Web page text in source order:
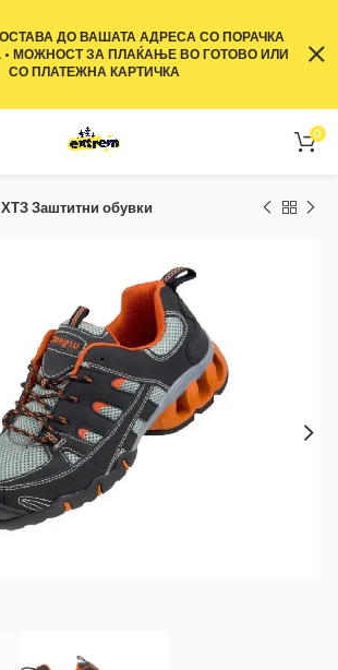
0
ХТЗ Заштитни обувки
ДО ВАШАТА АДРЕСА СО ПОРАЧКА
• МОЖНОСТ ЗА ПЛАЌАЊЕ ВО ГОТОВО ИЛИ
СО ПЛАТЕЖНА КАРТИЧКА